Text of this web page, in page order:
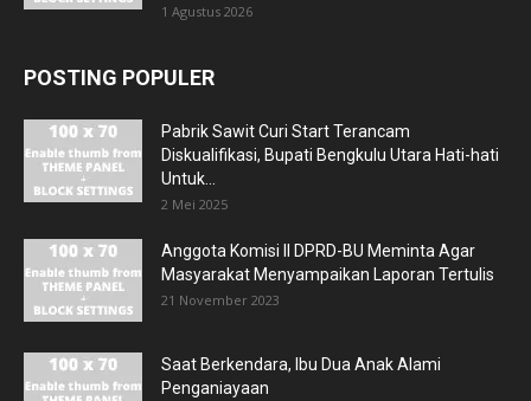
1 Agustus 2026
POSTING POPULER
Pabrik Sawit Curi Start Terancam
Diskualifikasi, Bupati Bengkulu Utara Hati-hati
Untuk...
2 Mei 2025
Anggota Komisi II DPRD-BU Meminta Agar
Masyarakat Menyampaikan Laporan Tertulis
21 November 2023
Saat Berkendara, Ibu Dua Anak Alami
Penganiayaan